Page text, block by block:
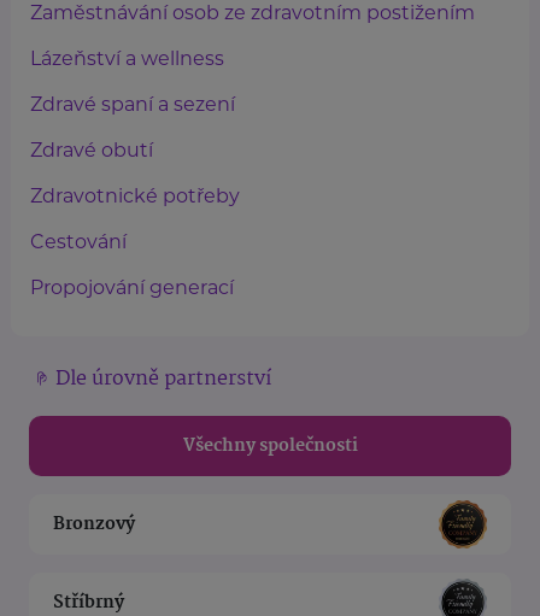
Zaměstnávání osob ze zdravotním postižením
Lázeňství a wellness
Zdravé spaní a sezení
Zdravé obutí
Zdravotnické potřeby
Cestování
Propojování generací
Dle úrovně partnerství
Všechny společnosti
Bronzový
Stříbrný